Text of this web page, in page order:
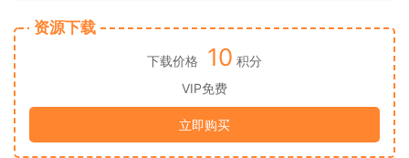
资源下载
下载价格 10 积分
VIP免费
立即购买